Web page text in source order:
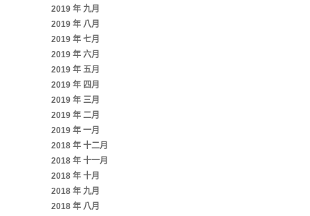
2019 年 九月
2019 年 八月
2019 年 七月
2019 年 六月
2019 年 五月
2019 年 四月
2019 年 三月
2019 年 二月
2019 年 一月
2018 年 十二月
2018 年 十一月
2018 年 十月
2018 年 九月
2018 年 八月